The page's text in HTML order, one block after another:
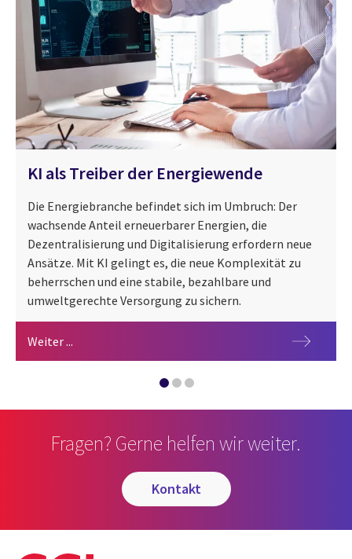
KI als Treiber der Energiewende
Die Energiebranche befindet sich im Umbruch: Der
wachsende Anteil erneuerbarer Energien, die
Dezentralisierung und Digitalisierung erfordern neue
Ansätze. Mit KI gelingt es, die neue Komplexität zu
beherrschen und eine stabile, bezahlbare und
umweltgerechte Versorgung zu sichern.
Weiter ...
CGI AgileDX-Hydrogen
Wasserstoff
Fragen? Gerne helfen wir weiter.
kontakt